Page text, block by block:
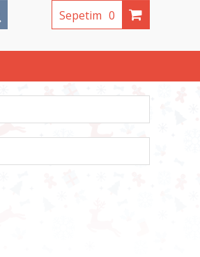
Sepetim 0